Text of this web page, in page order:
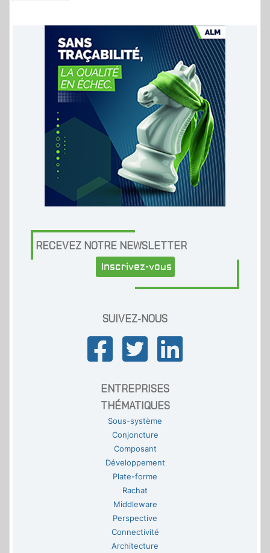
RECEVEZ NOTRE NEWSLETTER
Inscrivez-vous
SUIVEZ-NOUS
ENTREPRISES
THÉMATIQUES
Sous-système
Conjoncture
Composant
Développement
Plate-forme
Rachat
Middleware
Perspective
Connectivité
Architecture